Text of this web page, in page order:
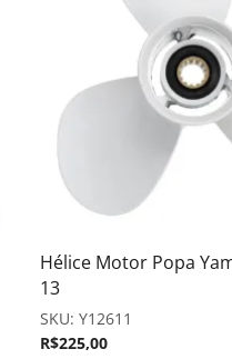
Hélice Motor Popa
13
SKU: Y12611
R$225,00